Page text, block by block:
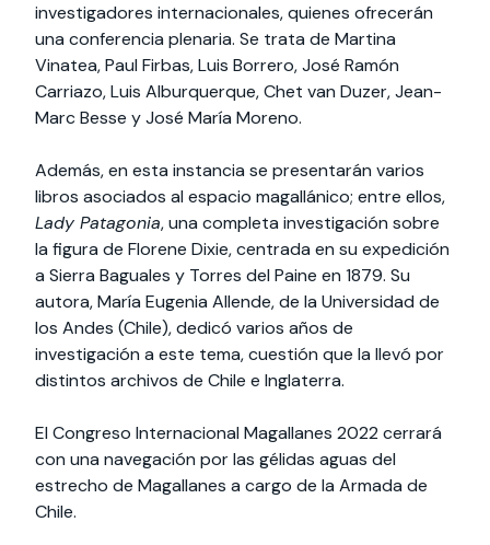
investigadores internacionales, quienes ofrecerán
una conferencia plenaria. Se trata de Martina
Vinatea, Paul Firbas, Luis Borrero, José Ramón
Carriazo, Luis Alburquerque, Chet van Duzer, Jean-
Marc Besse y José María Moreno.
Además, en esta instancia se presentarán varios
libros asociados al espacio magallánico; entre ellos,
Lady Patagonia, una completa investigación sobre
la figura de Florene Dixie, centrada en su expedición
a Sierra Baguales y Torres del Paine en 1879. Su
autora, María Eugenia Allende, de la Universidad de
los Andes (Chile), dedicó varios años de
investigación a este tema, cuestión que la llevó por
distintos archivos de Chile e Inglaterra.
El Congreso Internacional Magallanes 2022 cerrará
con una navegación por las gélidas aguas del
estrecho de Magallanes a cargo de la Armada de
Chile.